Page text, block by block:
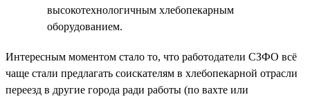
высокотехнологичным хлебопекарным
оборудованием.
Интересным моментом стало то, что работодатели СЗФО всё
чаще стали предлагать соискателям в хлебопекарной отрасли
переезд в другие города ради работы (по вахте или